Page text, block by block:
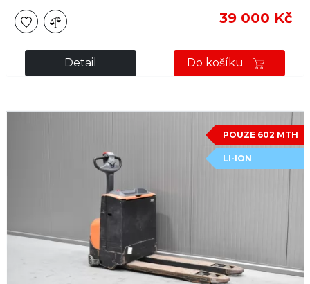
39 000 Kč
Detail Do košíku
POUZE 602 MTH
LI-ION